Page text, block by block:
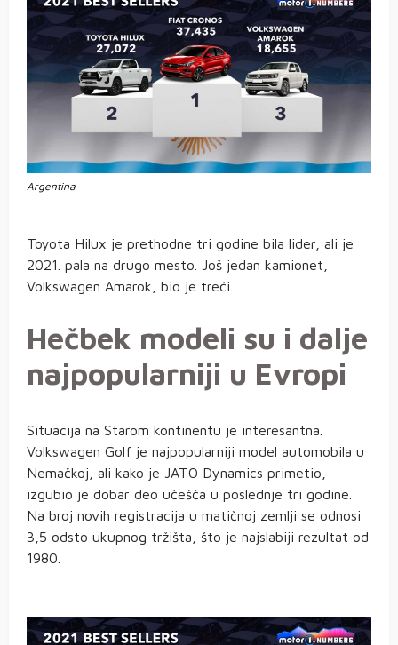
Argentina
Toyota Hilux je prethodne tri godine bila lider, ali je
2021. pala na drugo mesto. Još jedan kamionet,
Volkswagen Amarok, bio je treći.
Hečbek modeli su i dalje
najpopularniji u Evropi
Situacija na Starom kontinentu je interesantna.
Volkswagen Golf je najpopularniji model automobila u
Nemačkoj, ali kako je JATO Dynamics primetio,
izgubio je dobar deo učešća u poslednje tri godine.
Na broj novih registracija u matičnoj zemlji se odnosi
3,5 odsto ukupnog tržišta, što je najslabiji rezultat od
1980.